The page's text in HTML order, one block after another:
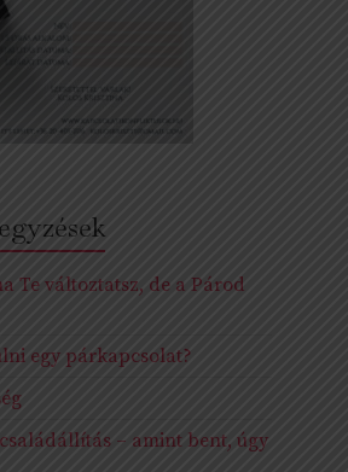
Te változtatsz, de a Párod
egy párkapcsolat?
– amint bent, úgy